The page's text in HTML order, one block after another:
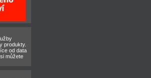
produkty.
od data
můžete